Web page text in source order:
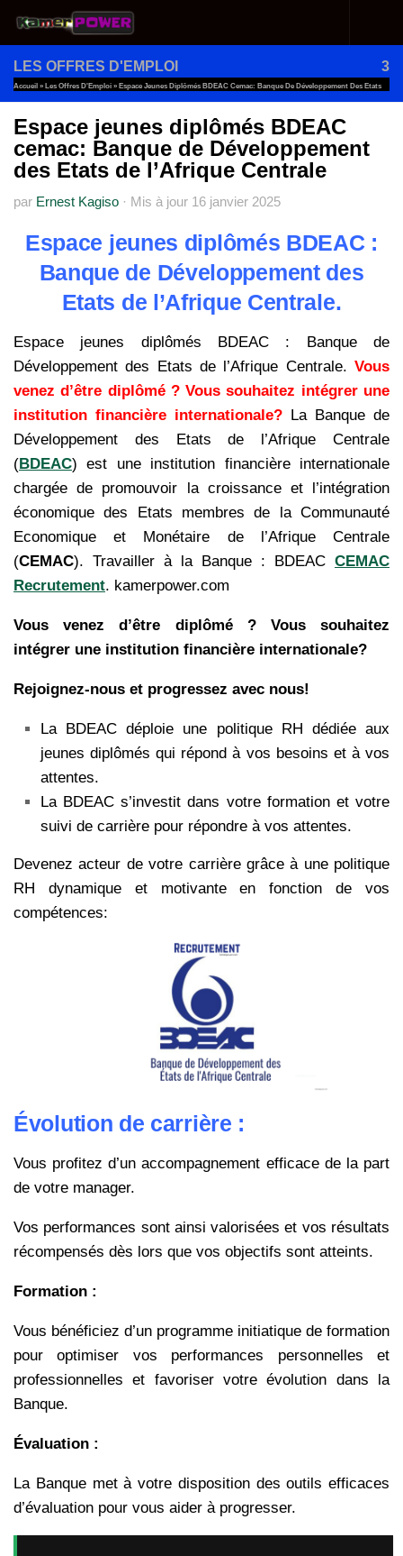
Au dessous du contenu
LES OFFRES D'EMPLOI 3
Accueil » Les Offres D'Emploi » Espace Jeunes Diplômés BDEAC Cemac: Banque De Développement Des Etats
De L’Afrique Centrale
Espace jeunes diplômés BDEAC
cemac: Banque de Développement
des Etats de l’Afrique Centrale
par Ernest Kagiso · Mis à jour 16 janvier 2025
Espace jeunes diplômés BDEAC :
Banque de Développement des
Etats de l’Afrique Centrale.
Espace jeunes diplômés BDEAC : Banque de
Développement des Etats de l’Afrique Centrale. Vous
venez d’être diplômé ? Vous souhaitez intégrer une
institution financière internationale? La Banque de
Développement des Etats de l’Afrique Centrale
(BDEAC) est une institution financière internationale
chargée de promouvoir la croissance et l’intégration
économique des Etats membres de la Communauté
Economique et Monétaire de l’Afrique Centrale
(CEMAC). Travailler à la Banque : BDEAC CEMAC
Recrutement. kamerpower.com
Vous venez d’être diplômé ? Vous souhaitez
intégrer une institution financière internationale?
Rejoignez-nous et progressez avec nous!
La BDEAC déploie une politique RH dédiée aux
jeunes diplômés qui répond à vos besoins et à vos
attentes.
La BDEAC s’investit dans votre formation et votre
suivi de carrière pour répondre à vos attentes.
Devenez acteur de votre carrière grâce à une politique
RH dynamique et motivante en fonction de vos
compétences:
Évolution de carrière :
Vous profitez d’un accompagnement efficace de la part
de votre manager.
Vos performances sont ainsi valorisées et vos résultats
récompensés dès lors que vos objectifs sont atteints.
Formation :
Vous bénéficiez d’un programme initiatique de formation
pour optimiser vos performances personnelles et
professionnelles et favoriser votre évolution dans la
Banque.
Évaluation :
La Banque met à votre disposition des outils efficaces
d’évaluation pour vous aider à progresser.